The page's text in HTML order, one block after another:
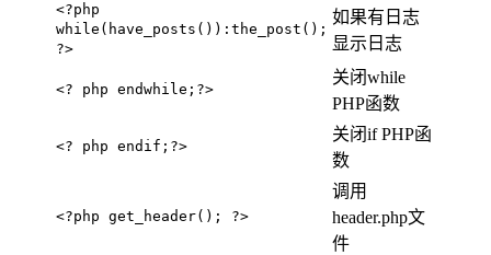
<?php
while(have_posts()):the_post();
?>
如果有日志
显示日志
<? php endwhile;?>
关闭while
PHP函数
<? php endif;?>
关闭if PHP函
数
<?php get_header(); ?>
调用
header.php文
件